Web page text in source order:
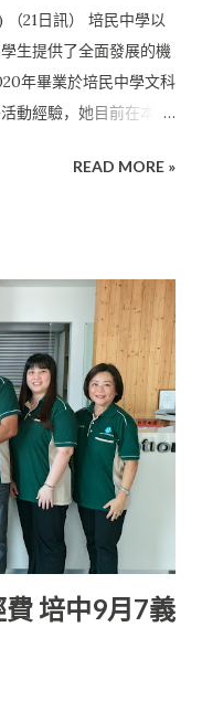
以來支持培中的家長。
中繼續成為孕育夢想的
21日訊） 培民中學以
生提供了全面發展的機
年畢業於培民中學文科
動經驗，她目前在本地
供的平台， 更需要個人
僅沒有落後，反而更具
，已接觸並掌握部分文
就讀時更加順利。 吳
特別是活動籌劃能力、
能力讓她在大學中自然
現被推薦擔任學生會公
門票，而經驗才是未
要把眼前的事做好，這
生的第二次機會。”
READ MORE »
培中9月7義